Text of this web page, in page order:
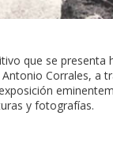
que se
Antonio Corrales, a
y fotografías.